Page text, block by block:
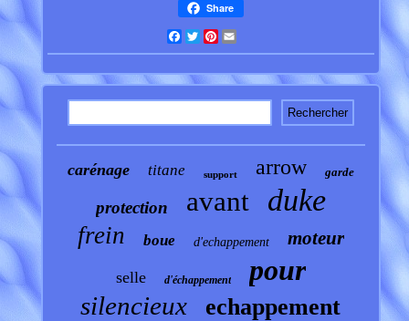
Share
Facebook
TwitterPinterest
carénage titane support arrow garde
protection avant duke
frein boue d'echappement moteur
selle d'échappement pour
silencieux echappement